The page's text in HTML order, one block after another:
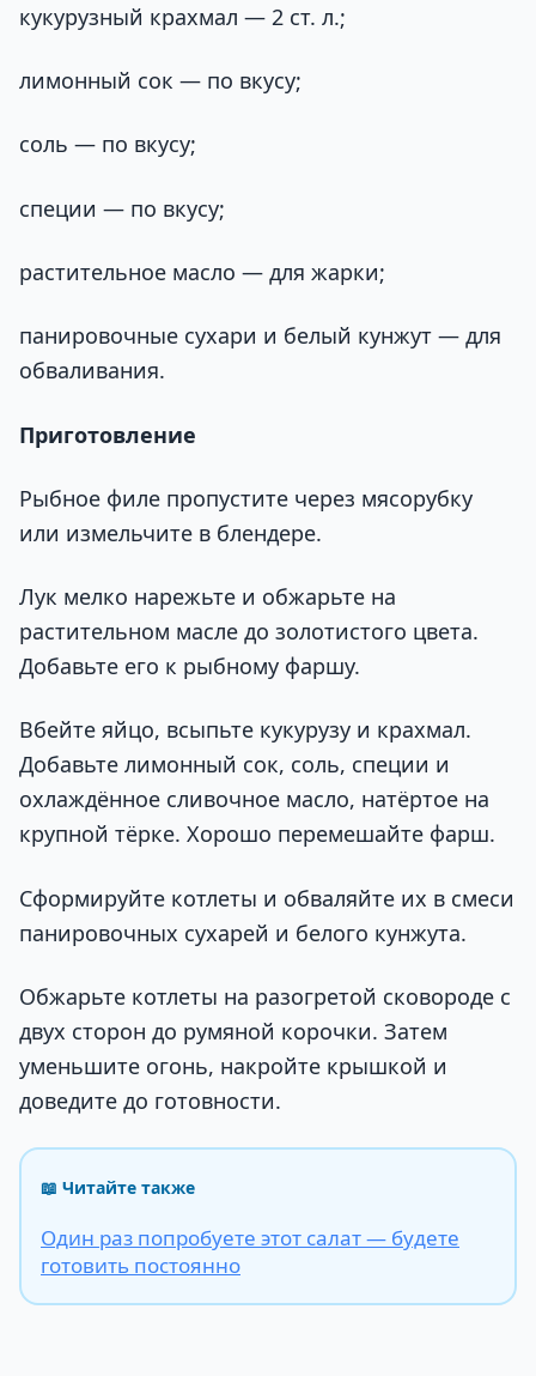
кукурузный крахмал — 2 ст. л.;
лимонный сок — по вкусу;
соль — по вкусу;
специи — по вкусу;
растительное масло — для жарки;
панировочные сухари и белый кунжут — для
обваливания.
Приготовление
Рыбное филе пропустите через мясорубку
или измельчите в блендере.
Лук мелко нарежьте и обжарьте на
растительном масле до золотистого цвета.
Добавьте его к рыбному фаршу.
Вбейте яйцо, всыпьте кукурузу и крахмал.
Добавьте лимонный сок, соль, специи и
охлаждённое сливочное масло, натёртое на
крупной тёрке. Хорошо перемешайте фарш.
Сформируйте котлеты и обваляйте их в смеси
панировочных сухарей и белого кунжута.
Обжарьте котлеты на разогретой сковороде с
двух сторон до румяной корочки. Затем
уменьшите огонь, накройте крышкой и
доведите до готовности.
📖 Читайте также
Один раз попробуете этот салат — будете
готовить постоянно